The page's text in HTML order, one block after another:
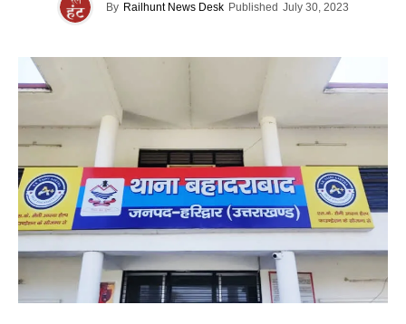
By Railhunt News Desk Published July 30, 2023